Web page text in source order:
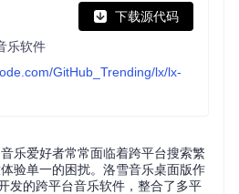
下载源代码
乐软件
GitHub_Trending/lx/lx-
乐爱好者常常面临着跨平台搜索繁
验单一的困扰。洛雪音乐桌面版作
发的跨平台音乐软件，整合了多平